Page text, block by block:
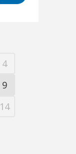
4
9
14